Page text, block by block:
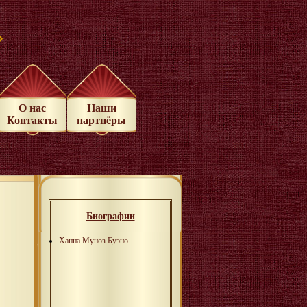
О нас
Контакты
Наши
партнёры
Биографии
Ханна Муноз Буэно